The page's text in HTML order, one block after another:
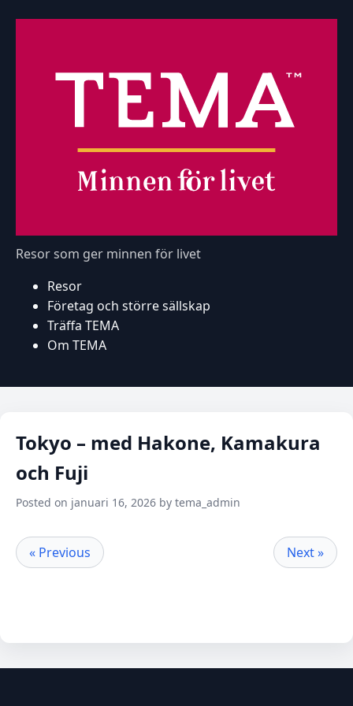
Resor som ger minnen för livet
Resor
Företag och större sällskap
Träffa TEMA
Om TEMA
Tokyo – med Hakone, Kamakura
och Fuji
Posted on januari 16, 2026 by tema_admin
« Previous Next »